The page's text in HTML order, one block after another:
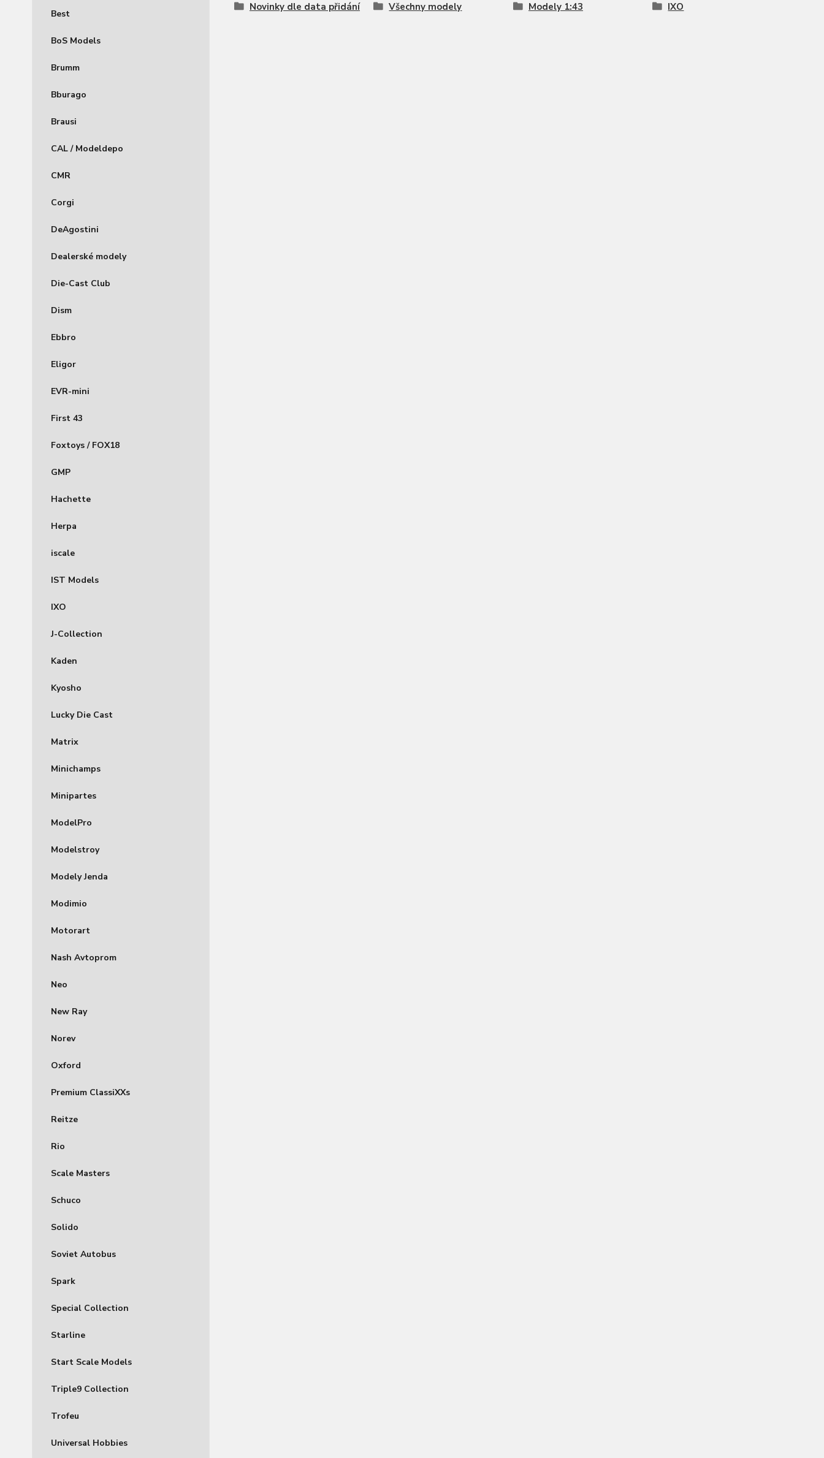
Best
BoS Models
Brumm
Bburago
Brausi
CAL / Modeldepo
CMR
Corgi
DeAgostini
Dealerské modely
Die-Cast Club
Dism
Ebbro
Eligor
EVR-mini
First 43
Foxtoys / FOX18
GMP
Hachette
Herpa
iscale
IST Models
IXO
J-Collection
Kaden
Kyosho
Lucky Die Cast
Matrix
Minichamps
Minipartes
ModelPro
Modelstroy
Modely Jenda
Modimio
Motorart
Nash Avtoprom
Neo
New Ray
Norev
Oxford
Premium ClassiXXs
Reitze
Rio
Scale Masters
Schuco
Solido
Soviet Autobus
Spark
Special Collection
Starline
Start Scale Models
Triple9 Collection
Trofeu
Universal Hobbies
Novinky dle data přidání Všechny modely Modely 1:43 IXO